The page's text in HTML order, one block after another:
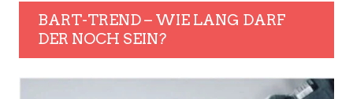
BART-TREND – WIE LANG DARF
DER NOCH SEIN?